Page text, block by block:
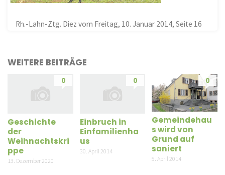
Rh.-Lahn-Ztg. Diez vom Freitag, 10. Januar 2014, Seite 16
WEITERE BEITRÄGE
0
Geschichte
der
Weihnachtskri
ppe
13. Dezember 2020
0
Einbruch in
Einfamilienha
us
30. April 2014
0
Gemeindehau
s wird von
Grund auf
saniert
5. April 2014